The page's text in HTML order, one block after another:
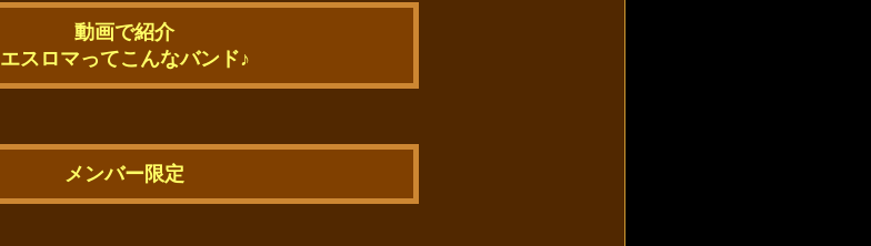
動画で紹介
エスロマってこんなバンド♪
メンバー限定